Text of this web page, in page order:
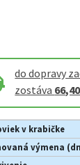
do dopravy
zostáva
v krabičke
výmena